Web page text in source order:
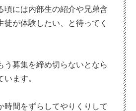
頃には内部生の紹介や兄弟含
徒が体験したい、と待ってく
う募集を締め切らないとなら
ます。
時間をずらしてやりくりして